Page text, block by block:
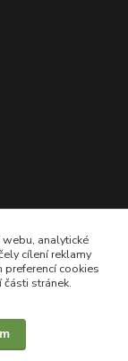
analytické
cílení reklamy
preferencí cookies
stránek.